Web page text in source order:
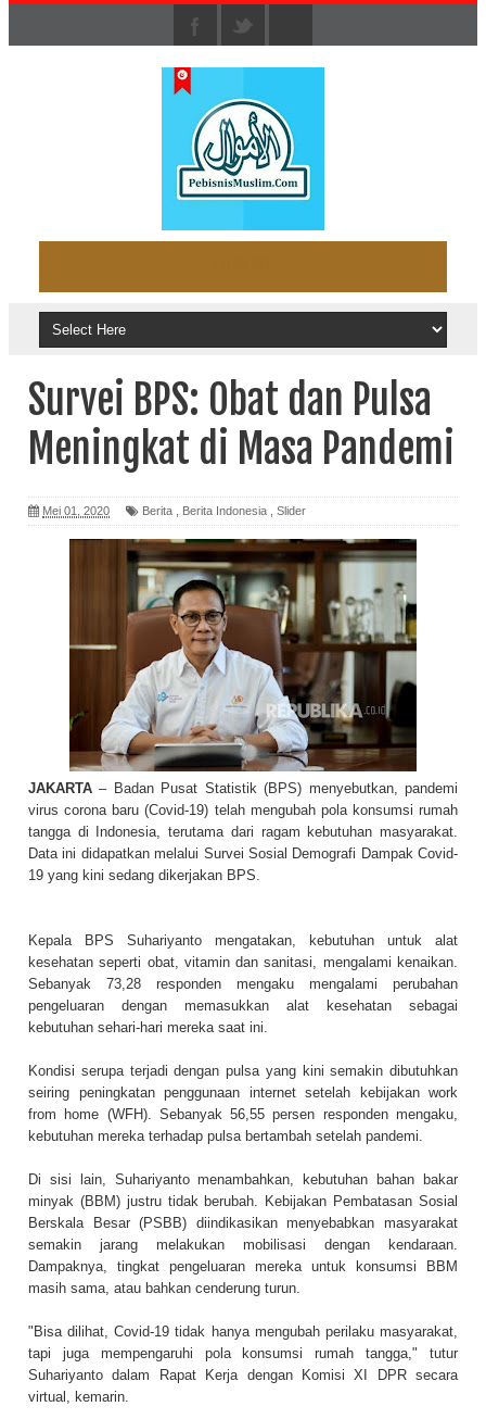
Survei BPS: Obat dan Pulsa
Meningkat di Masa Pandemi
Mei 01, 2020 Berita Berita Indonesia Slider
JAKARTA – Badan Pusat Statistik (BPS) menyebutkan, pandemi
virus corona baru (Covid-19) telah mengubah pola konsumsi rumah
tangga di Indonesia, terutama dari ragam kebutuhan masyarakat.
Data ini didapatkan melalui Survei Sosial Demografi Dampak Covid-
19 yang kini sedang dikerjakan BPS.
Kepala BPS Suhariyanto mengatakan, kebutuhan untuk alat
kesehatan seperti obat, vitamin dan sanitasi, mengalami kenaikan.
Sebanyak 73,28 responden mengaku mengalami perubahan
pengeluaran dengan memasukkan alat kesehatan sebagai
kebutuhan sehari-hari mereka saat ini.
Kondisi serupa terjadi dengan pulsa yang kini semakin dibutuhkan
seiring peningkatan penggunaan internet setelah kebijakan work
from home (WFH). Sebanyak 56,55 persen responden mengaku,
kebutuhan mereka terhadap pulsa bertambah setelah pandemi.
Di sisi lain, Suhariyanto menambahkan, kebutuhan bahan bakar
minyak (BBM) justru tidak berubah. Kebijakan Pembatasan Sosial
Berskala Besar (PSBB) diindikasikan menyebabkan masyarakat
semakin jarang melakukan mobilisasi dengan kendaraan.
Dampaknya, tingkat pengeluaran mereka untuk konsumsi BBM
masih sama, atau bahkan cenderung turun.
"Bisa dilihat, Covid-19 tidak hanya mengubah perilaku masyarakat,
tapi juga mempengaruhi pola konsumsi rumah tangga," tutur
Suhariyanto dalam Rapat Kerja dengan Komisi XI DPR secara
virtual, kemarin.